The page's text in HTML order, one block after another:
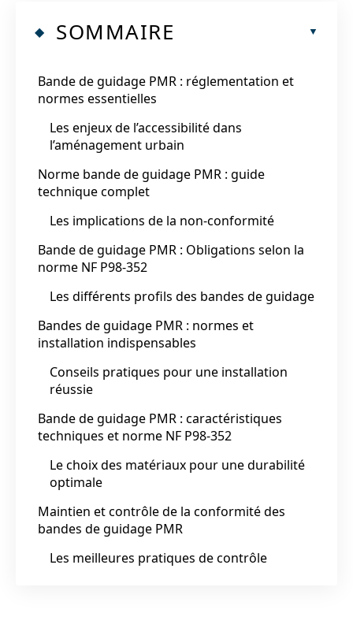
SOMMAIRE
Bande de guidage PMR : réglementation et
normes essentielles
Les enjeux de l’accessibilité dans
l’aménagement urbain
Norme bande de guidage PMR : guide
technique complet
Les implications de la non-conformité
Bande de guidage PMR : Obligations selon la
norme NF P98-352
Les différents profils des bandes de guidage
Bandes de guidage PMR : normes et
installation indispensables
Conseils pratiques pour une installation
réussie
Bande de guidage PMR : caractéristiques
techniques et norme NF P98-352
Le choix des matériaux pour une durabilité
optimale
Maintien et contrôle de la conformité des
bandes de guidage PMR
Les meilleures pratiques de contrôle